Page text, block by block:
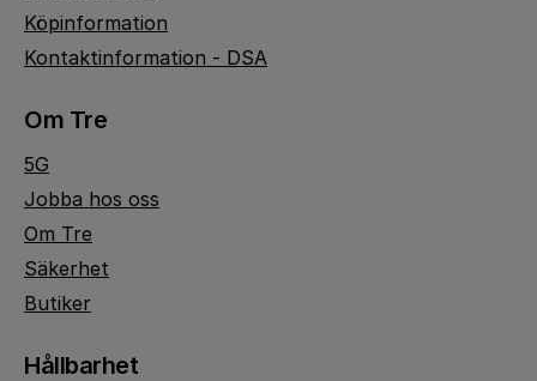
Köpinformation
Kontaktinformation - DSA
Om Tre
5G
Jobba hos oss
Om Tre
Säkerhet
Butiker
Hållbarhet